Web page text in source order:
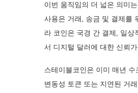
이번 움직임의 더 넓은 의미
사용은 거래, 송금 및 결제를
라 코인은 국경 간 결제, 일상
서 디지털 달러에 대한 신뢰
스테이블코인은 이미 매년
변동성 토큰 또는 지연된 거